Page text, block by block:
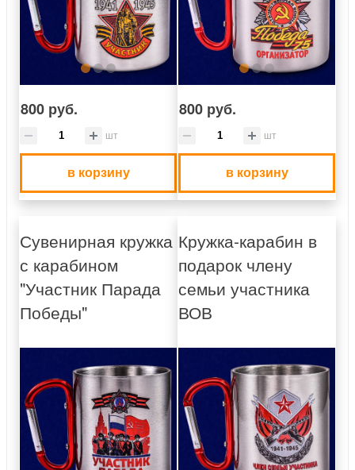
800 руб.
шт
в корзину
800 руб.
шт
в корзину
Сувенирная кружка
с карабином
"Участник Парада
Победы"
Кружка-карабин в
подарок члену
семьи участника
ВОВ